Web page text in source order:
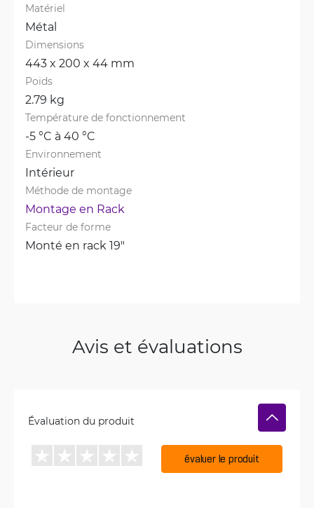
Matériel
Métal
Dimensions
443 x 200 x 44 mm
Poids
2.79 kg
Température de fonctionnement
-5 °C à 40 °C
Environnement
Intérieur
Méthode de montage
Montage en Rack
Facteur de forme
Monté en rack 19"
Avis et évaluations
Évaluation du produit
évaluer le produit